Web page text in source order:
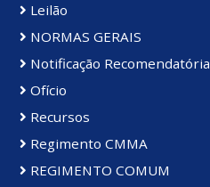
Leilão
NORMAS GERAIS
Notificação Recomendatória
Ofício
Recursos
Regimento CMMA
REGIMENTO COMUM